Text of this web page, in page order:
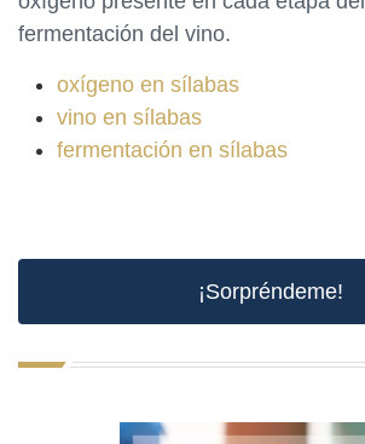
fermentación del vino.
oxígeno en sílabas
vino en sílabas
fermentación en sílabas
¡Sorpréndeme!